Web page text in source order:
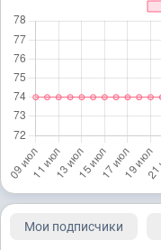
Мои подписчики